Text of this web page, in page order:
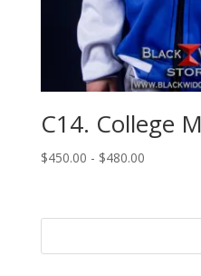
C14. College
$450.00 - $480.00Rango
desde